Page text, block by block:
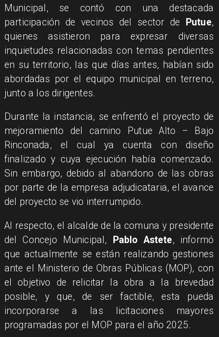
Municipal, se contó con una destacada
participación de vecinos del sector de
Putue,
quienes asistieron para expresar diversas
inquietudes relacionadas con temas pendientes
en su territorio, las que días antes, habían sido
abordadas por el equipo municipal en terreno,
junto a los dirigentes.
Durante la instancia, se enfrentó el proyecto de
mejoramiento del camino Putue Alto – Bajo
Rinconada, el cual ya cuenta con diseño
finalizado y cuya ejecución había comenzado.
Sin embargo, debido al abandono de las obras
por parte de la empresa adjudicataria, el avance
del proyecto se vio interrumpido.
Al respecto, el alcalde de la comuna y presidente
del Concejo Municipal, Pablo Astete, informó
que actualmente se están realizando gestiones
ante el Ministerio de Obras Públicas (MOP), con
el objetivo de relicitar la obra a la brevedad
posible, y que, de ser factible, esta pueda
incorporarse a las licitaciones mayores
programadas por el MOP para el año 2025.